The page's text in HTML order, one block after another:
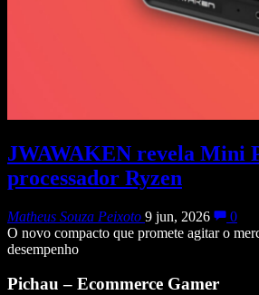
JWAWAKEN revela Mini
processador Ryzen
Matheus Souza Peixoto 9 jun, 2026
0
O novo compacto que promete agitar o
desempenho
Pichau – Ecommerce Gamer